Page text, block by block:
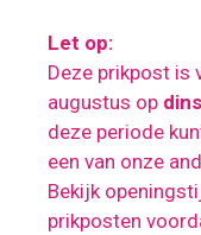
Let op:
Deze prikpost is
augustus op
deze periode
een van onze
Bekijk
prikposten